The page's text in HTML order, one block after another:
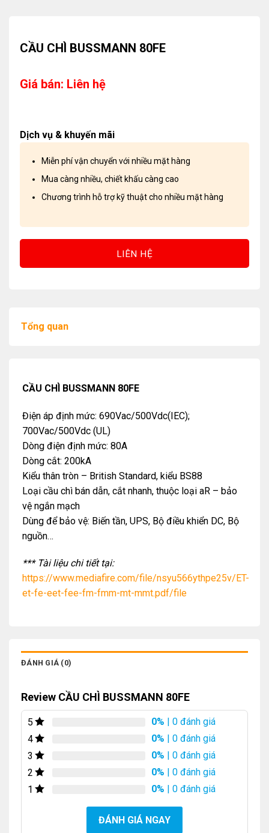
CẦU CHÌ BUSSMANN 80FE
Giá bán: Liên hệ
Dịch vụ & khuyến mãi
Miễn phí vận chuyển với nhiều mặt hàng
Mua càng nhiều, chiết khấu càng cao
Chương trình hỗ trợ kỹ thuật cho nhiều mặt hàng
LIÊN HỆ
Tổng quan
CẦU CHÌ BUSSMANN 80FE
Điện áp định mức: 690Vac/500Vdc(IEC);
700Vac/500Vdc (UL)
Dòng điện định mức: 80A
Dòng cắt: 200kA
Kiểu thân tròn – British Standard, kiểu BS88
Loại cầu chì bán dẫn, cắt nhanh, thuộc loại aR – bảo
vệ ngắn mạch
Dùng để bảo vệ: Biến tần, UPS, Bộ điều khiển DC, Bộ
nguồn…
*** Tài liệu chi tiết tại:
https://www.mediafire.com/file/nsyu566ythpe25v/ET-
et-fe-eet-fee-fm-fmm-mt-mmt.pdf/file
ĐÁNH GIÁ (0)
Review CẦU CHÌ BUSSMANN 80FE
5 0% | 0 đánh giá
4
0% | 0 đánh giá
3
0% | 0 đánh giá
2
0% | 0 đánh giá
1
0% | 0 đánh giá
ĐÁNH GIÁ NGAY